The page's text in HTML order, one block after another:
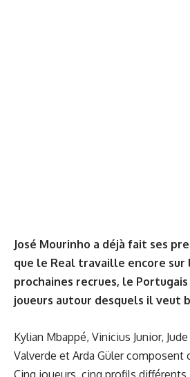
José Mourinho a déjà fait ses
que le Real travaille encore
prochaines recrues, le
joueurs autour desquels il veut
Kylian Mbappé, Vinicius Junior,
Valverde et Arda Güler composent
Cinq joueurs, cinq profils